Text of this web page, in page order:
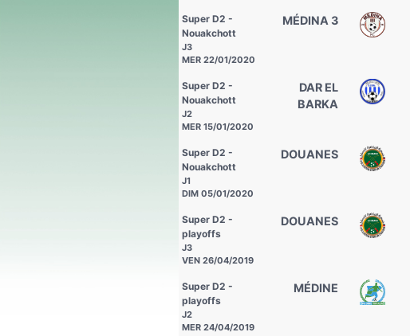
Super D2 -
Nouakchott
J3
MER 22/01/2020
MÉDINA 3
Super D2 -
Nouakchott
J2
MER 15/01/2020
DAR EL
BARKA
Super D2 -
Nouakchott
J1
DIM 05/01/2020
DOUANES
Super D2 -
playoffs
J3
VEN 26/04/2019
DOUANES
Super D2 -
playoffs
J2
MER 24/04/2019
MÉDINE